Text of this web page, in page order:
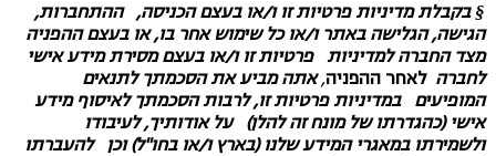
§ בקבלת מדיניות פרטיות זו ו/או בעצם הכניסה, ההתחברות,
הגישה, הגלישה באתר ו/או כל שימוש אחר בו, או בעצם ההפניה
מצד החברה למדיניות פרטיות זו ו/או בעצם מסירת מידע אישי
לחברה לאחר ההפניה,אתה מביע את הסכמתך לתנאים
המופיעים במדיניות פרטיות זו, לרבות הסכמתך לאיסוף מידע
אישי (כהגדרתו של מונח זה להלן) על אודותיך, לעיבודו
ולשמירתו במאגרי המידע שלנו (בארץ ו/או בחו"ל) וכן להעברתו